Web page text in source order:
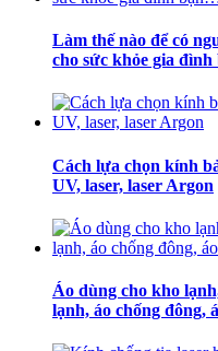
Làm thế nào để có
cho sức khỏe gia
Cách lựa chọn kính
UV, laser, laser Argon
Áo dùng cho kho
lạnh, áo chống đông,